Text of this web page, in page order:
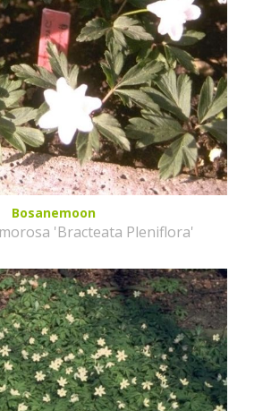
Bosanemoon
'Bracteata Pleniflora'